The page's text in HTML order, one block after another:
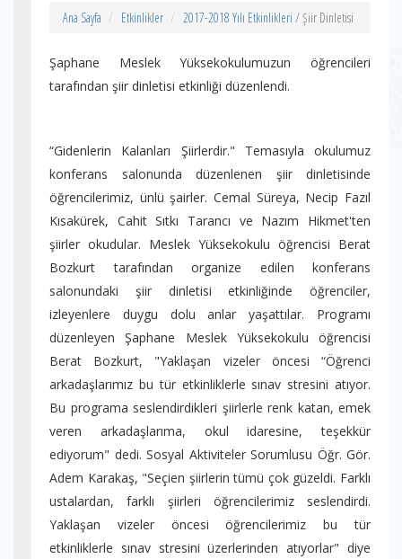
Ana Sayfa Etkinlikler 2017-2018 Yılı Etkinlikleri / Şiir Dinletisi
Şaphane Meslek Yüksekokulumuzun öğrencileri
tarafından şiir dinletisi etkinliği düzenlendi.
“Gidenlerin Kalanları Şiirlerdir." Temasıyla okulumuz
konferans salonunda düzenlenen şiir dinletisinde
öğrencilerimiz, ünlü şairler. Cemal Süreya, Necip Fazıl
Kısakürek, Cahit Sıtkı Tarancı ve Nazım Hikmet'ten
şiirler okudular. Meslek Yüksekokulu öğrencisi Berat
Bozkurt tarafından organize edilen konferans
salonundaki şiir dinletisi etkinliğinde öğrenciler,
izleyenlere duygu dolu anlar yaşattılar. Programı
düzenleyen Şaphane Meslek Yüksekokulu öğrencisi
Berat Bozkurt, "Yaklaşan vizeler öncesi “Öğrenci
arkadaşlarımız bu tür etkinliklerle sınav stresini atıyor.
Bu programa seslendirdikleri şiirlerle renk katan, emek
veren arkadaşlarıma, okul idaresine, teşekkür
ediyorum" dedi. Sosyal Aktiviteler Sorumlusu Öğr. Gör.
Adem Karakaş, "Seçien şiirlerin tümü çok güzeldi. Farklı
ustalardan, farklı şiirleri öğrencilerimiz seslendirdi.
Yaklaşan vizeler öncesi öğrencilerimiz bu tür
etkinliklerle sınav stresini üzerlerinden atıyorlar" diye